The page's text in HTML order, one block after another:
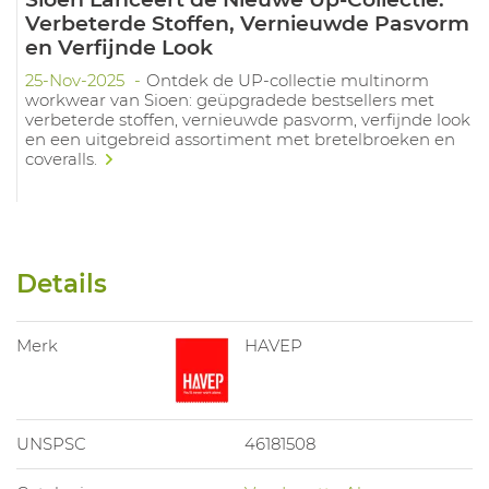
Verbeterde Stoffen, Vernieuwde Pasvorm
en Verfijnde Look
25-Nov-2025
Ontdek de UP-collectie multinorm
workwear van Sioen: geüpgradede bestsellers met
verbeterde stoffen, vernieuwde pasvorm, verfijnde look
en een uitgebreid assortiment met bretelbroeken en
coveralls.
Details
Merk HAVEP
UNSPSC 46181508